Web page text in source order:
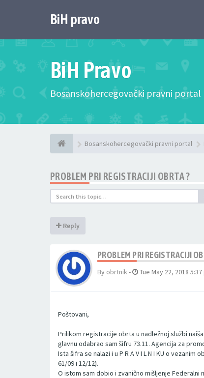
BiH pravo
BiH Pravo
Bosanskohercegovački pravni portal
Bosanskohercegovački pravni portal
PROBLEM PRI REGISTRACIJI OBRTA ?
Reply
PROBLEM PRI REGISTRACIJI
By obrtnik- Tue May 22, 2018 5:37
Poštovani,
Prilikom registracije obrta u nadležnoj službi
glavnu odabrao sam šifru 73.11. Agencija za
Ista šifra se nalazi i u P R A V I L N I KU o
61/09 i 12/12).
O istom sam dobio i zvanično mišljenje